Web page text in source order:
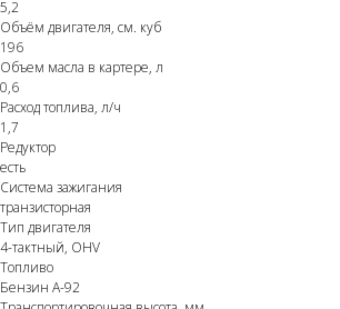
5,2
Объём двигателя, см. куб
196
Объем масла в картере, л
0,6
Расход топлива, л/ч
1,7
Редуктор
есть
Система зажигания
транзисторная
Тип двигателя
4-тактный, OHV
Топливо
Бензин А-92